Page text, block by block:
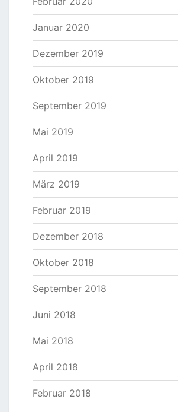
Januar 2020
Dezember 2019
Oktober 2019
September 2019
Mai 2019
April 2019
März 2019
Februar 2019
Dezember 2018
Oktober 2018
September 2018
Juni 2018
Mai 2018
April 2018
Februar 2018